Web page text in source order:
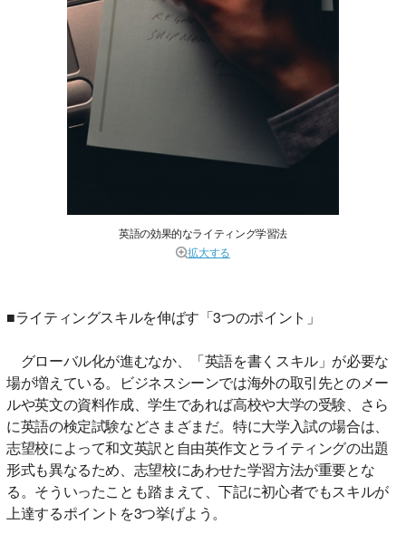
英語の効果的なライティング学習法
拡大する
■ライティングスキルを伸ばす「3つのポイント」
グローバル化が進むなか、「英語を書くスキル」が必要な
場が増えている。ビジネスシーンでは海外の取引先とのメー
ルや英文の資料作成、学生であれば高校や大学の受験、さら
に英語の検定試験などさまざまだ。特に大学入試の場合は、
志望校によって和文英訳と自由英作文とライティングの出題
形式も異なるため、志望校にあわせた学習方法が重要とな
る。そういったことも踏まえて、下記に初心者でもスキルが
上達するポイントを3つ挙げよう。